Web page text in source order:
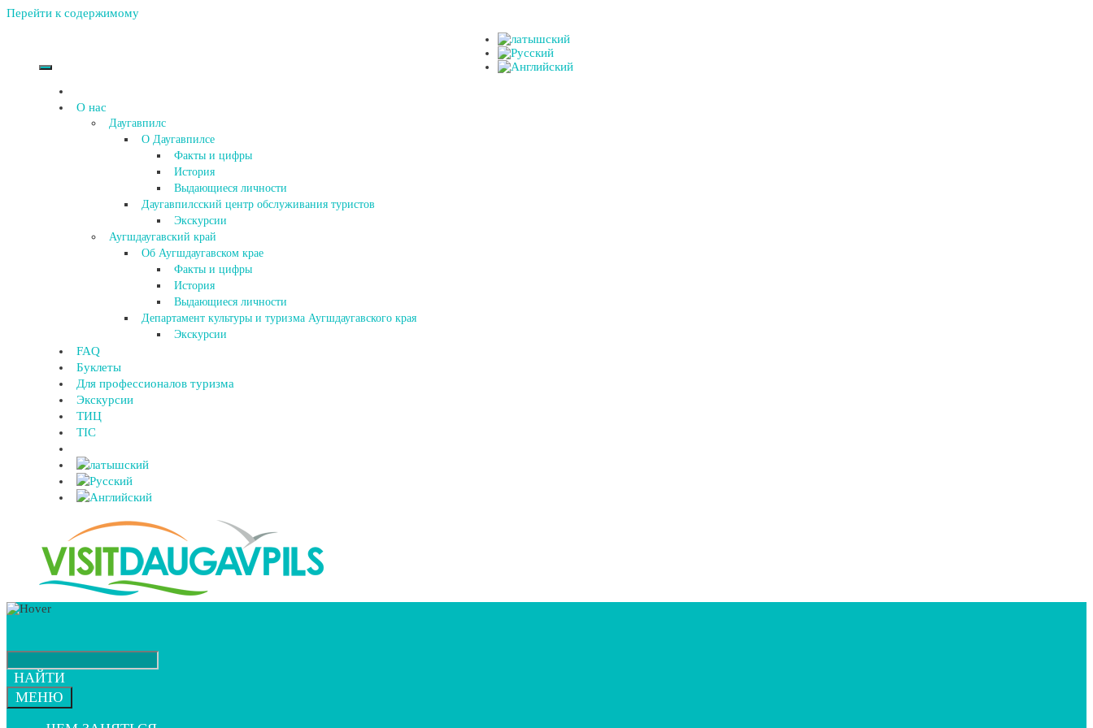
Перейти к содержимому
О нас
Даугавпилс
О Даугавпилсе
Факты и цифры
История
Выдающиеся личности
Даугавпилсский центр обслуживания туристов
Экскурсии
Аугшдаугавский край
Об Аугшдаугавском крае
Факты и цифры
История
Выдающиеся личности
Департамент культуры и туризма Аугшдаугавского края
Экскурсии
FAQ
Буклеты
Для профессионалов туризма
Экскурсии
ТИЦ
TIC
НАЙТИ
МЕНЮ